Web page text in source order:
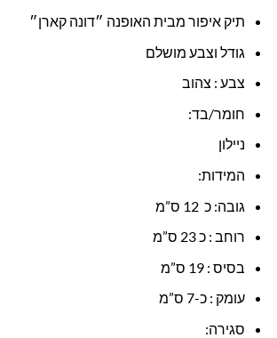
250.00₪.
תיק איפור מבית האופנה ״דונה קארן״
גודל וצבע מושלם
צבע : צהוב
חומר/בד:
ניילון
המידות:
גובה: כ 12 ס”מ
רוחב : כ 23 ס”מ
בסיס : 19 ס”מ
עומק : כ-7 ס”מ
סגירה: